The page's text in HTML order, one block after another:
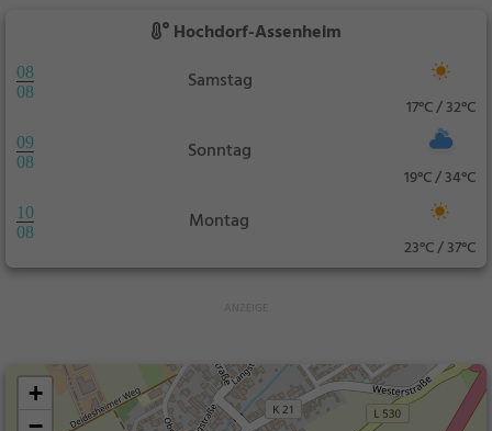
Hochdorf-Assenheim
08
08
Samstag
17°C / 32°C
09
08
Sonntag
19°C / 34°C
10
08
Montag
23°C / 37°C
+